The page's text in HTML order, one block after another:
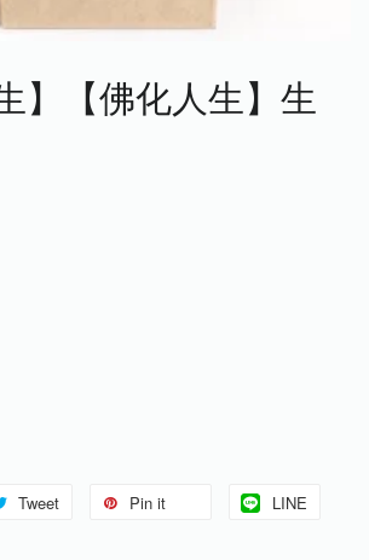
】【佛化人生】生
Tweet Pin it LINE